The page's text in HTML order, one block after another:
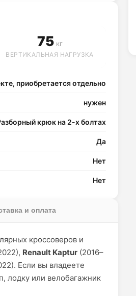
75кг
ВЕРТИКАЛЬНАЯ НАГРУЗКА
приобретается отдельно
нужен
крюк на 2-х болтах
Да
Нет
Нет
и оплата
кроссоверов и
Renault Kaptur (2016–
Если вы владеете
лодку или велобагажник